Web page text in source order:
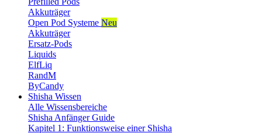
Akkuträger
Open Pod Systeme Neu
Akkuträger
Ersatz-Pods
Liquids
ElfLiq
RandM
ByCandy
Shisha Wissen
Alle Wissensbereiche
Shisha Anfänger Guide
Kapitel 1: Funktionsweise einer Shisha